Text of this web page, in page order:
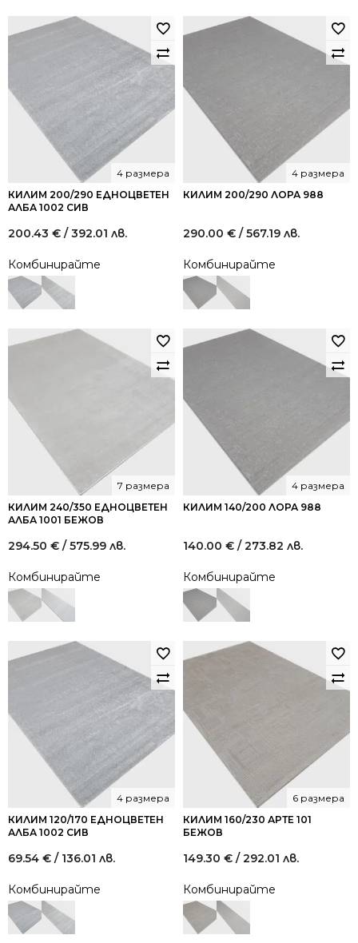
КИЛИМ 200/290 ЕДНОЦВЕТЕН
АЛБА 1002 СИВ
4 размера
200.43 € / 392.01 лв.
Комбинирайте
КИЛИМ 200/290 ЛОРА 988
4 размера
290.00 € / 567.19 лв.
Комбинирайте
КИЛИМ 240/350 ЕДНОЦВЕТЕН
АЛБА 1001 БЕЖОВ
7 размера
294.50 € / 575.99 лв.
Комбинирайте
КИЛИМ 140/200 ЛОРА 988
4 размера
140.00 € / 273.82 лв.
Комбинирайте
КИЛИМ 120/170 ЕДНОЦВЕТЕН
АЛБА 1002 СИВ
4 размера
69.54 € / 136.01 лв.
Комбинирайте
КИЛИМ 160/230 АРТЕ 101
БЕЖОВ
6 размера
149.30 € / 292.01 лв.
Комбинирайте